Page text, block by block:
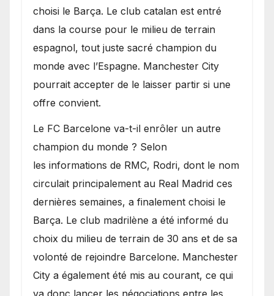
choisi le Barça. Le club catalan est entré
dans la course pour le milieu de terrain
espagnol, tout juste sacré champion du
monde avec l’Espagne. Manchester City
pourrait accepter de le laisser partir si une
offre convient.
​Le FC Barcelone va-t-il enrôler un autre
champion du monde ? Selon
les informations de RMC, Rodri, dont le nom
circulait principalement au Real Madrid ces
dernières semaines, a finalement choisi le
Barça. Le club madrilène a été informé du
choix du milieu de terrain de 30 ans et de sa
volonté de rejoindre Barcelone. Manchester
City a également été mis au courant, ce qui